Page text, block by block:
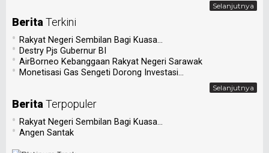
Selanjutnya
Berita Terkini
• Rakyat Negeri Sembilan Bagi Kuasa...
• Destry Pjs Gubernur BI
• AirBorneo Kebanggaan Rakyat Negeri Sarawak
• Monetisasi Gas Sengeti Dorong Investasi...
Selanjutnya
Berita Terpopuler
• Rakyat Negeri Sembilan Bagi Kuasa...
• Angen Santak